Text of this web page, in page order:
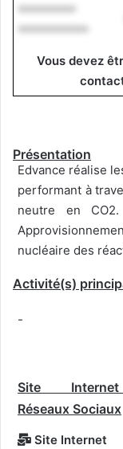
*********
***********
Vous devez
Présentation
Edvance réalise
performant à
neutre en
nucléaire des
Activité(s)
-
Site
Réseaux Sociaux
Site Internet